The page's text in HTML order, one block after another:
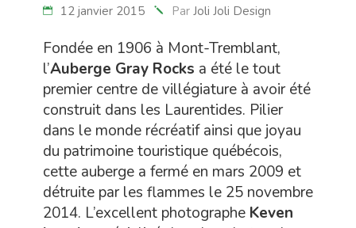
12 janvier 2015 Par Joli Joli Design
Fondée en 1906 à Mont-Tremblant,
l’Auberge Gray Rocks a été le tout
premier centre de villégiature à avoir été
construit dans les Laurentides. Pilier
dans le monde récréatif ainsi que joyau
du patrimoine touristique québécois,
cette auberge a fermé en mars 2009 et
détruite par les flammes le 25 novembre
2014. L’excellent photographe Keven